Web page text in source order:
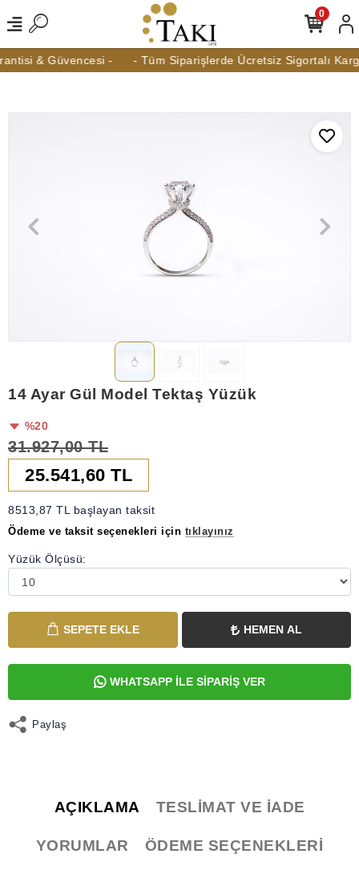
& Güvencesi - - Tüm Siparişlerde Ücretsiz Sigortalı
0
14 Ayar Gül Model Tektaş Yüzük
%20
31.927,00 TL
25.541,60 TL
8513,87 TL başlayan taksit
Ödeme ve taksit seçenekleri için tıklayınız
Yüzük Ölçüsü:
SEPETE EKLE HEMEN AL
WHATSAPP İLE SİPARİŞ VER
Paylaş
AÇIKLAMA TESLIMAT VE İADE
YORUMLAR ÖDEME SEÇENEKLERI